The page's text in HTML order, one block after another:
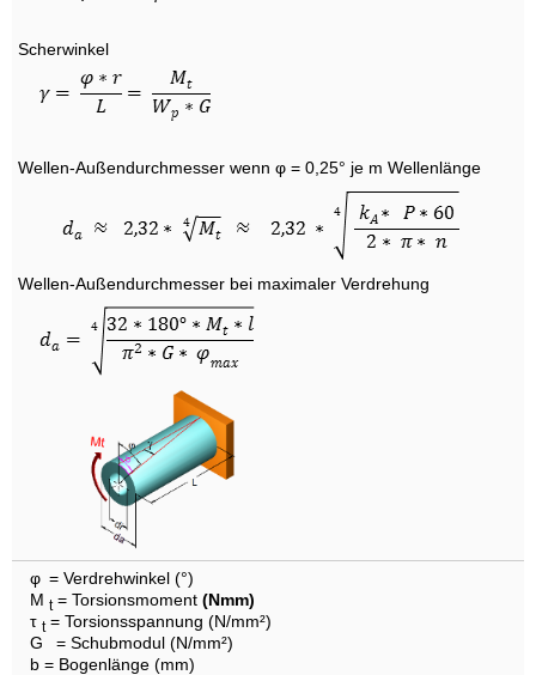
Scherwinkel
Wellen-Außendurchmesser wenn φ = 0,25° je m Wellenlänge
Wellen-Außendurchmesser bei maximaler Verdrehung
φ = Verdrehwinkel (°)
M t= Torsionsmoment (Nmm)
τ t= Torsionsspannung (N/mm²)
G
= Schubmodul (N/mm²)
b = Bogenlänge (mm)